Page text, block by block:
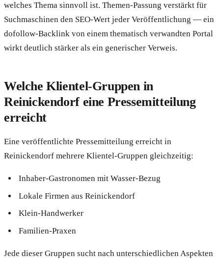
welches Thema sinnvoll ist. Themen-Passung verstärkt für
Suchmaschinen den SEO-Wert jeder Veröffentlichung — ein
dofollow-Backlink von einem thematisch verwandten Portal
wirkt deutlich stärker als ein generischer Verweis.
Welche Klientel-Gruppen in
Reinickendorf eine Pressemitteilung
erreicht
Eine veröffentlichte Pressemitteilung erreicht in
Reinickendorf mehrere Klientel-Gruppen gleichzeitig:
Inhaber-Gastronomen mit Wasser-Bezug
Lokale Firmen aus Reinickendorf
Klein-Handwerker
Familien-Praxen
Jede dieser Gruppen sucht nach unterschiedlichen Aspekten